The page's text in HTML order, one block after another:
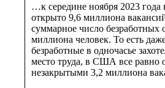
…к середине ноября 2023 года
открыто 9,6 миллиона
суммарное число безработных
миллиона человек. То есть
безработные в одночасье
место труда, в США все равно
незакрытыми 3,2 миллиона